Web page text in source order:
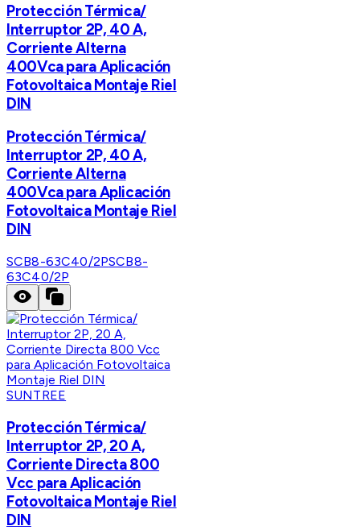
Protección Térmica/
Interruptor 2P, 40 A,
Corriente Alterna
400Vca para Aplicación
Fotovoltaica Montaje Riel
DIN
Protección Térmica/
Interruptor 2P, 40 A,
Corriente Alterna
400Vca para Aplicación
Fotovoltaica Montaje Riel
DIN
SCB8-63C40/2PSCB8-
63C40/2P
SUNTREE
Protección Térmica/
Interruptor 2P, 20 A,
Corriente Directa 800
Vcc para Aplicación
Fotovoltaica Montaje Riel
DIN